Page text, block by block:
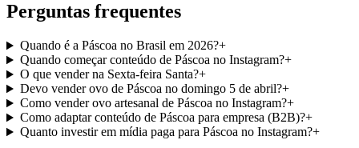
Perguntas frequentes
Quando é a Páscoa no Brasil em 2026?+
Quando começar conteúdo de Páscoa no Instagram?+
O que vender na Sexta-feira Santa?+
Devo vender ovo de Páscoa no domingo 5 de abril?+
Como vender ovo artesanal de Páscoa no Instagram?+
Como adaptar conteúdo de Páscoa para empresa (B2B)?+
Quanto investir em mídia paga para Páscoa no Instagram?+